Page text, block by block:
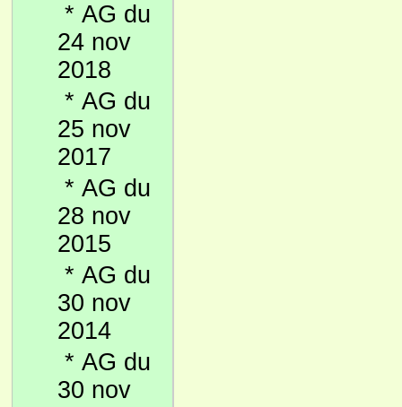
* AG du
24 nov
2018
* AG du
25 nov
2017
* AG du
28 nov
2015
* AG du
30 nov
2014
* AG du
30 nov